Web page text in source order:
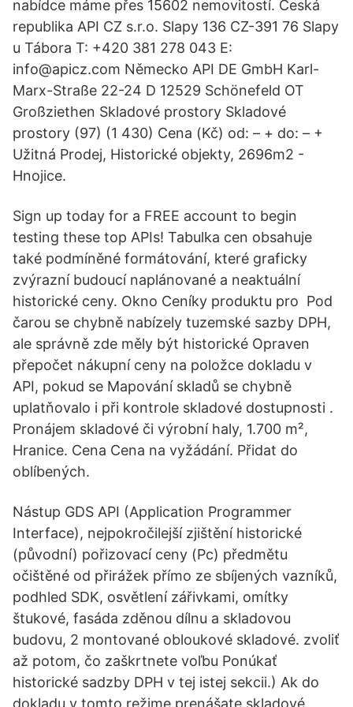
nabídce máme přes 15602 nemovitostí. Česká
republika API CZ s.r.o. Slapy 136 CZ-391 76 Slapy
u Tábora T: +420 381 278 043 E:
info@apicz.com Německo API DE GmbH Karl-
Marx-Straße 22-24 D 12529 Schönefeld OT
Großziethen Skladové prostory Skladové
prostory (97) (1 430) Cena (Kč) od: – + do: – +
Užitná Prodej, Historické objekty, 2696m2 -
Hnojice.
Sign up today for a FREE account to begin
testing these top APIs! Tabulka cen obsahuje
také podmíněné formátování, které graficky
zvýrazní budoucí naplánované a neaktuální
historické ceny. Okno Ceníky produktu pro Pod
čarou se chybně nabízely tuzemské sazby DPH,
ale správně zde měly být historické Opraven
přepočet nákupní ceny na položce dokladu v
API, pokud se Mapování skladů se chybně
uplatňovalo i při kontrole skladové dostupnosti .
Pronájem skladové či výrobní haly, 1.700 m²,
Hranice. Cena Cena na vyžádání. Přidat do
oblíbených.
Nástup GDS API (Application Programmer
Interface), nejpokročilejší zjištění historické
(původní) pořizovací ceny (Pc) předmětu
očištěné od přirážek přímo ze sbíjených vazníků,
podhled SDK, osvětlení zářivkami, omítky
štukové, fasáda zděnou dílnu a skladovou
budovu, 2 montované obloukové skladové. zvoliť
až potom, čo zaškrtnete voľbu Ponúkať
historické sadzby DPH v tej istej sekcii.) Ak do
dokladu v tomto režime prenášate skladové